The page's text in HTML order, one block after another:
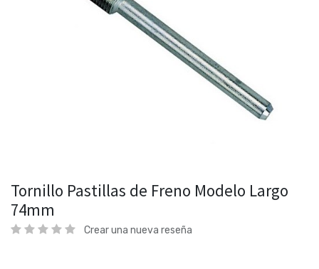
Tornillo Pastillas de Freno Modelo Largo
74mm
Crear una nueva reseña